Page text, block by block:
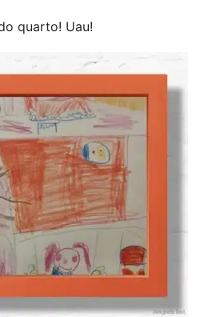
quarto! Uau!